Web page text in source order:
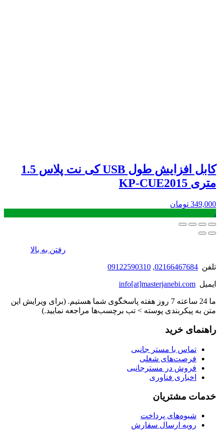
کابل افزایش طول USB کی نت پلاس 1.5
متری KP-CUE2015
349,000 تومان
.
رفتن به بالا
تلفن 02166467684
,
09122590310
ایمیل info[at]masterjanebi.com
ما 24 ساعته 7 روز هفته پاسخگوی شما هستیم. (برای ویرایش این
متن به پیکربندی پوسته > تب برچسب‌ها مراجعه نمایید.)
راهنمای خرید
تماس با مستر جانبی
فرصت‌های شغلی
فروش در مسترجانبی
اخباری فناوری
خدمات مشتریان
شیوه‌های پرداخت
رویه ارسال سفارش